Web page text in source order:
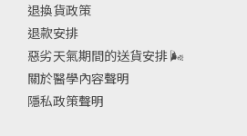
退換貨政策
退款安排
惡劣天氣期間的送貨安排🌬
關於醫學內容聲明
隱私政策聲明